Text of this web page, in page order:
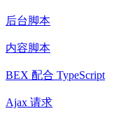
后台脚本
内容脚本
BEX 配合 TypeScript
Ajax 请求